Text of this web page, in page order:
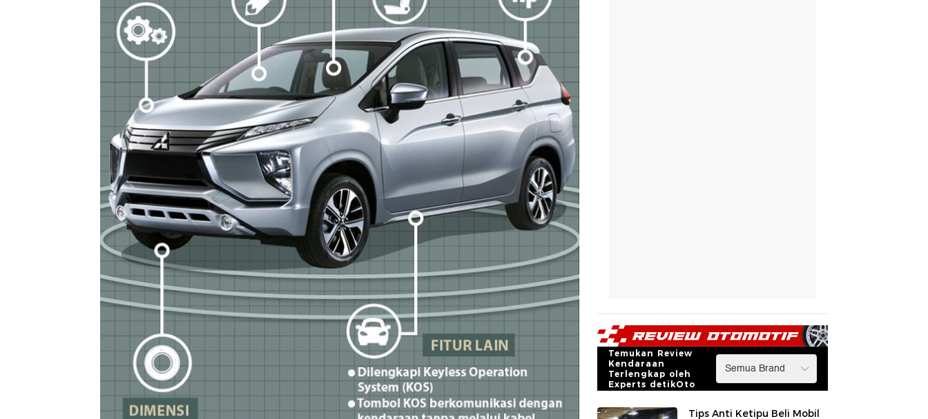
Temukan Review
Kendaraan
Terlengkap oleh
Experts detikOto
Tips Anti Ketipu Beli Mobil